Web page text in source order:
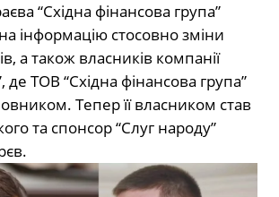
“Східна фінансова група”
інформацію стосовно зміни
а також власників компанії
де ТОВ “Східна фінансова група”
Тепер її власником став
та спонсор “Слуг народу”